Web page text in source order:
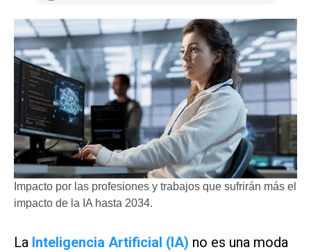
Impacto por las profesiones y trabajos que sufrirán más el
impacto de la IA hasta 2034.
La Inteligencia Artificial (IA) no es una moda